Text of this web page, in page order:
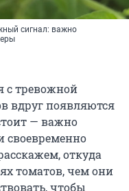
сигнал: важно
с тревожной
вдруг появляются
— важно
своевременно
откуда
томатов, чем они
чтобы